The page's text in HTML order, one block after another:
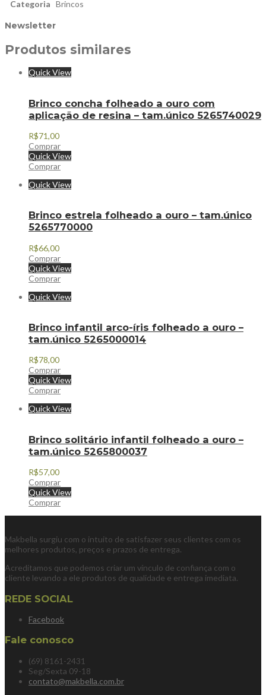
Categoria Brincos
Newsletter
Produtos similares
Quick View
Brinco concha folheado a ouro com
aplicação de resina – tam.único 5265740029
R$71,00
Comprar
Quick View
Comprar
Quick View
Brinco estrela folheado a ouro – tam.único
5265770000
R$66,00
Comprar
Quick View
Comprar
Quick View
Brinco infantil arco-íris folheado a ouro –
tam.único 5265000014
R$78,00
Comprar
Quick View
Comprar
Quick View
Brinco solitário infantil folheado a ouro –
tam.único 5265800037
R$57,00
Comprar
Quick View
Comprar
Makbella surgiu com o intuito de satisfazer seus clientes com os
melhores produtos, preços e prazos de entrega.
Acreditamos que podemos criar um vínculo de confiança com o
cliente levando a ele produtos de qualidade e entrega imediata.
REDE SOCIAL
Facebook
Fale conosco
(69) 8161-2431
Seg/Sexta 09-18
contato@makbella.com.br